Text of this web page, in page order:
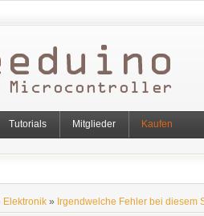
Tutorials Mitglieder Kaufen
Elektronik » Irgendwelche Fehler bei diesem